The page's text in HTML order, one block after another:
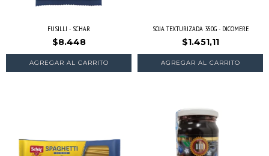
FUSILLI - SCHAR
$8.448
SOJA TEXTURIZADA 350G - DICOMERE
$1.451,11